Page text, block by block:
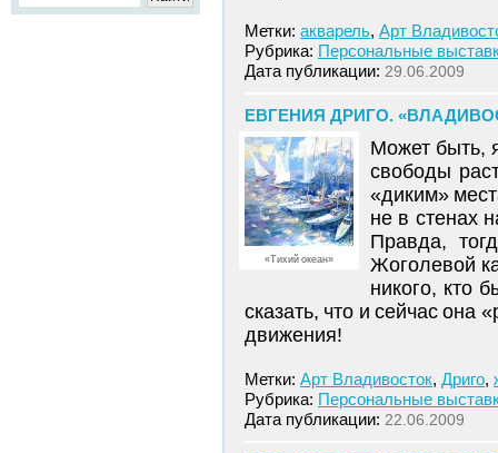
Метки: акварель, Арт
Рубрика: Персональные
Дата публикации: 29.06.2009
ЕВГЕНИЯ ДРИГО.
«Тихий океан»
Может быть,
свободы
«диким»
не в стенах
Правда,
Жоголевой
никого, кто
сказать, что и сейчас она
движения!
Метки: Арт Владивосток, Дриго,
Рубрика: Персональные
Дата публикации: 22.06.2009